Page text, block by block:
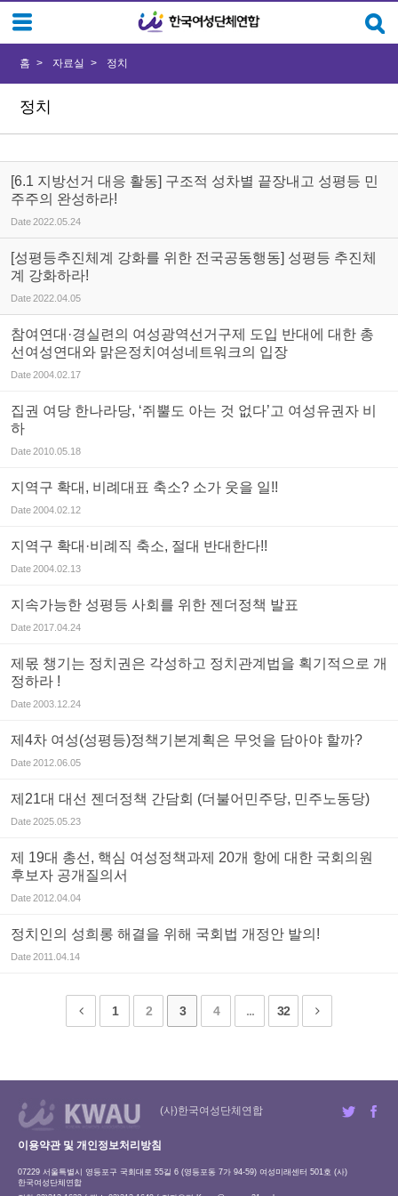
정치
홈 자료실 정치
[6.1 지방선거 대응 활동] 구조적 성차별 끝장내고 성평등 민
주주의 완성하라!
Date2022.05.24
[성평등추진체계 강화를 위한 전국공동행동] 성평등 추진체
계 강화하라!
Date2022.04.05
참여연대·경실련의 여성광역선거구제 도입 반대에 대한 총
선여성연대와 맑은정치여성네트워크의 입장
Date2004.02.17
집권 여당 한나라당, ‘쥐뿔도 아는 것 없다’고 여성유권자 비
하
Date2010.05.18
지역구 확대, 비례대표 축소? 소가 웃을 일!!
Date2004.02.12
지역구 확대·비례직 축소, 절대 반대한다!!
Date2004.02.13
지속가능한 성평등 사회를 위한 젠더정책 발표
Date2017.04.24
제몫 챙기는 정치권은 각성하고 정치관계법을 획기적으로 개
정하라 !
Date2003.12.24
제4차 여성(성평등)정책기본계획은 무엇을 담아야 할까?
Date2012.06.05
제21대 대선 젠더정책 간담회 (더불어민주당, 민주노동당)
Date2025.05.23
제 19대 총선, 핵심 여성정책과제 20개 항에 대한 국회의원
후보자 공개질의서
Date2012.04.04
정치인의 성희롱 해결을 위해 국회법 개정안 발의!
Date2011.04.14
1 2 3 4 ... 32
(사)한국여성단체연합
이용약관 및 개인정보처리방침
07229 서울특별시 영등포구 국회대로 55길 6 (영등포동 7가 94-59) 여성미래센터 501호 (사)
한국여성단체연합